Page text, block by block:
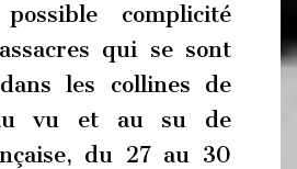
complicité
qui se sont
les collines de
vu et au su de
du 27 au 30